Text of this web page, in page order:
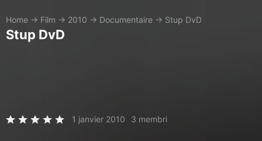
Home → Film → 2010 → Documentaire → Stup DvD
Stup DvD
1 janvier 2010 3 membri